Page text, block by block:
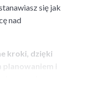
się jak
nad
kroki, dzięki
i